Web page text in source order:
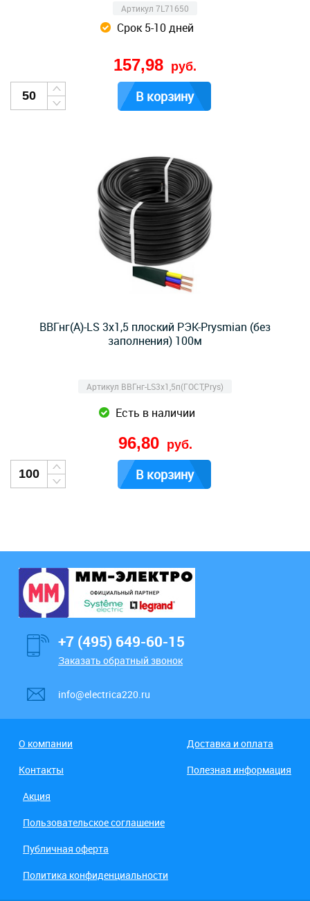
Артикул 7L71650
Срок 5-10 дней
157,98 руб.
В корзину
ВВГнг(А)-LS 3х1,5 плоский РЭК-Prysmian (без
заполнения) 100м
Артикул ВВГнг-LS3х1,5п(ГОСТ,Prys)
Есть в наличии
96,80 руб.
В корзину
+7 (495) 649-60-15
Заказать обратный звонок
info@electrica220.ru
О компании
Доставка и оплата
Контакты
Полезная информация
Акция
Пользовательское соглашение
Публичная оферта
Политика конфиденциальности